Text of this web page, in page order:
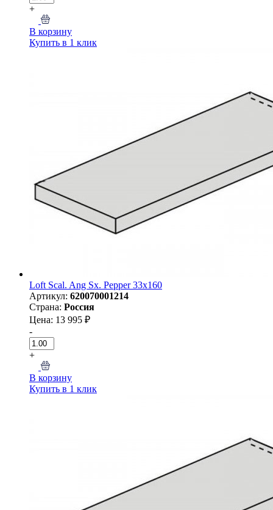
+
В корзину
Купить в 1 клик
Loft Scal. Ang Sx. Pepper 33x160
Артикул: 620070001214
Страна: Россия
Цена: 13 995 ₽
-
+
В корзину
Купить в 1 клик